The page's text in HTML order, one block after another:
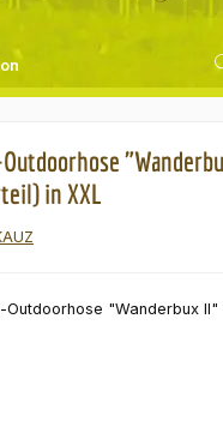
in XXL
überspringen